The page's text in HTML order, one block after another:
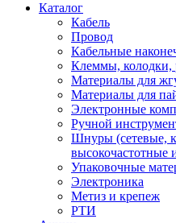
Каталог
Кабель
Провод
Кабельные
Клеммы, колодки,
Материалы для
Материалы для
Электронные
Ручной
Шнуры (сетевые,
высокочастотные
Упаковочные
Электроника
Метиз и крепеж
РТИ